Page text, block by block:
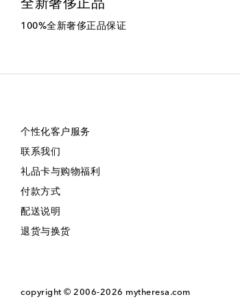
全新奢侈正品
100%全新奢侈正品保证
个性化客户服务
联系我们
礼品卡与购物福利
付款方式
配送说明
退货与换货
copyright © 2006-2026 mytheresa.com